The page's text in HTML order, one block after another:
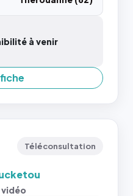
à venir
Téléconsultation
vidéo